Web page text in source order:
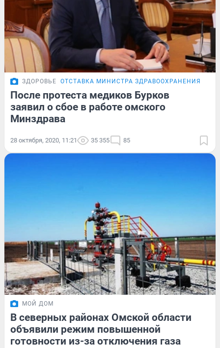
ЗДОРОВЬЕ ОТСТАВКА МИНИСТРА ЗДРАВООХРАНЕНИЯ
После протеста медиков Бурков
заявил о сбое в работе омского
Минздрава
28 октября, 2020, 11:21 35 355 85
МОЙ ДОМ
В северных районах Омской области
объявили режим повышенной
готовности из-за отключения газа